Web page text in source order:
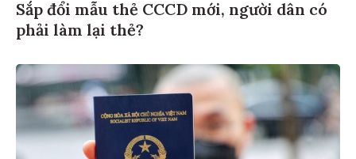
Sắp đổi mẫu thẻ CCCD mới, người dân có
phải làm lại thẻ?